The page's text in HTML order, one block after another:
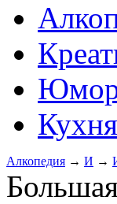
Кухня
Алкопедия → И →